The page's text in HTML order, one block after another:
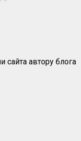
сайта автору блога